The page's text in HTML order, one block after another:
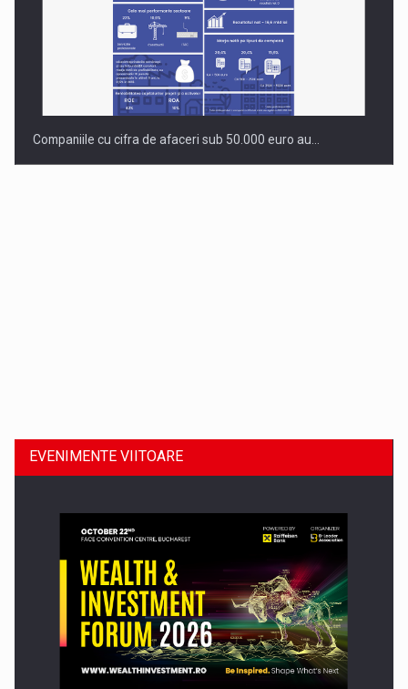
Companiile cu cifra de afaceri sub 50.000 euro au…
Comunicat de presa: Joburile part-time reincep sa intre pe…
EVENIMENTE VIITOARE